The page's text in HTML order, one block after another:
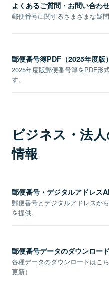
よくあるご質問・お問い合わ
郵便番号に関するさまざまな疑
郵便番号簿PDF（2025年度版）
2025年度版郵便番号簿をPDF形
す。
ビジネス・法
情報
郵便番号・デジタルアドレス
郵便番号とデジタルアドレスか
を提供。
郵便番号データのダウンロード
各種データのダウンロードはこ
更新）